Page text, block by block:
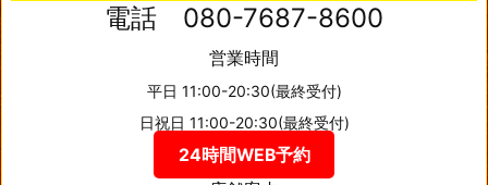
電話 080-7687-8600
営業時間
平日 11:00-20:30(最終受付)
日祝日 11:00-20:30(最終受付)
24時間WEB予約